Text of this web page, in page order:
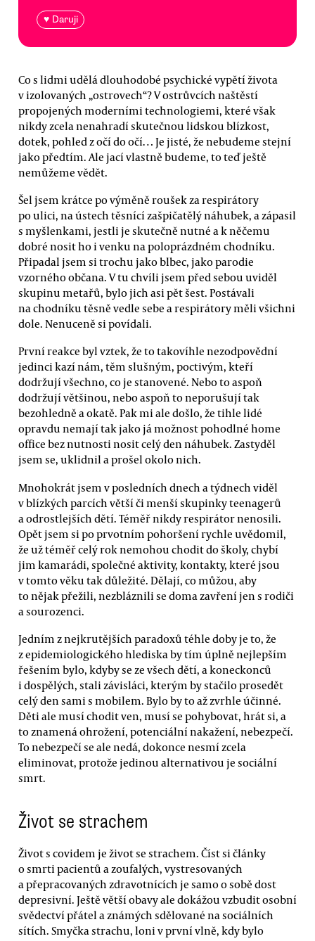
♥ Daruji
Co s lidmi udělá dlouhodobé psychické vypětí života
v izolovaných „ostrovech“? V ostrůvcích naštěstí
propojených moderními technologiemi, které však
nikdy zcela nenahradí skutečnou lidskou blízkost,
dotek, pohled z očí do očí… Je jisté, že nebudeme stejní
jako předtím. Ale jací vlastně budeme, to teď ještě
nemůžeme vědět.
Šel jsem krátce po výměně roušek za respirátory
po ulici, na ústech těsnící zašpičatělý náhubek, a zápasil
s myšlenkami, jestli je skutečně nutné a k něčemu
dobré nosit ho i venku na poloprázdném chodníku.
Připadal jsem si trochu jako blbec, jako parodie
vzorného občana. V tu chvíli jsem před sebou uviděl
skupinu metařů, bylo jich asi pět šest. Postávali
na chodníku těsně vedle sebe a respirátory měli všichni
dole. Nenuceně si povídali.
První reakce byl vztek, že to takovíhle nezodpovědní
jedinci kazí nám, těm slušným, poctivým, kteří
dodržují všechno, co je stanovené. Nebo to aspoň
dodržují většinou, nebo aspoň to neporušují tak
bezohledně a okatě. Pak mi ale došlo, že tihle lidé
opravdu nemají tak jako já možnost pohodlné home
office bez nutnosti nosit celý den náhubek. Zastyděl
jsem se, uklidnil a prošel okolo nich.
Mnohokrát jsem v posledních dnech a týdnech viděl
v blízkých parcích větší či menší skupinky teenagerů
a odrostlejších dětí. Téměř nikdy respirátor nenosili.
Opět jsem si po prvotním pohoršení rychle uvědomil,
že už téměř celý rok nemohou chodit do školy, chybí
jim kamarádi, společné aktivity, kontakty, které jsou
v tomto věku tak důležité. Dělají, co můžou, aby
to nějak přežili, nezbláznili se doma zavření jen s rodiči
a sourozenci.
Jedním z nejkrutějších paradoxů téhle doby je to, že
z epidemiologického hlediska by tím úplně nejlepším
řešením bylo, kdyby se ze všech dětí, a koneckonců
i dospělých, stali závisláci, kterým by stačilo prosedět
celý den sami s mobilem. Bylo by to až zvrhle účinné.
Děti ale musí chodit ven, musí se pohybovat, hrát si, a
to znamená ohrožení, potenciální nakažení, nebezpečí.
To nebezpečí se ale nedá, dokonce nesmí zcela
eliminovat, protože jedinou alternativou je sociální
smrt.
Život se strachem
Život s covidem je život se strachem. Číst si články
o smrti pacientů a zoufalých, vystresovaných
a přepracovaných zdravotnících je samo o sobě dost
depresivní. Ještě větší obavy ale dokážou vzbudit osobní
svědectví přátel a známých sdělované na sociálních
sítích. Smyčka strachu, loni v první vlně, kdy bylo